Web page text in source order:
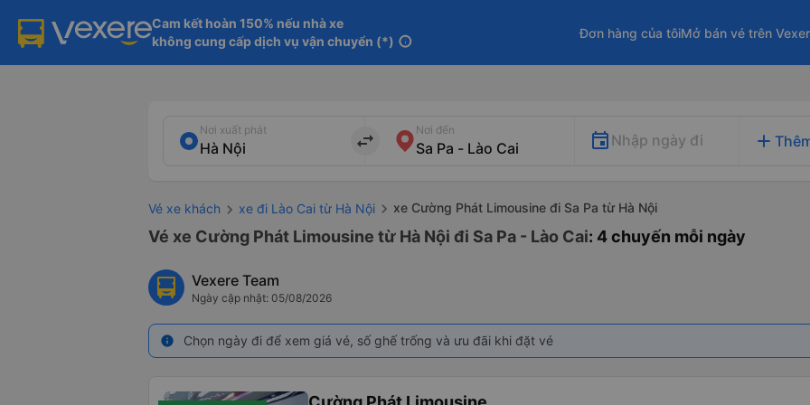
Cam kết hoàn 150% nếu nhà xe
không cung cấp dịch vụ vận chuyển (*) info
Đơn hàng của tôiMở bán vé trên
Nơi xuất phát
import_export
Nơi đến
Nhập ngày đi add
Vé xe khách xe đi Lào Cai từ Hà Nội xe Cường Phát Limousine đi Sa Pa từ Hà Nội
Vé xe Cường Phát Limousine từ Hà Nội đi Sa Pa - Lào Cai: 4 chuyến mỗi ngày
Vexere Team
Ngày cập nhật: 05/08/2026
info Chọn ngày đi để xem giá vé, số ghế trống và ưu đãi khi đặt vé